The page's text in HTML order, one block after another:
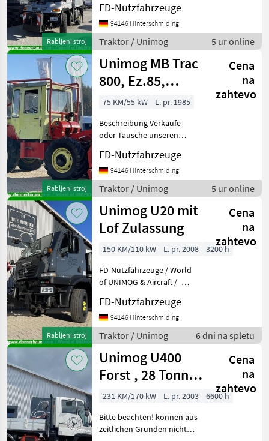
Rabljeni stroj
unserer Fahrzeuge. Wir
bieten ausschließlich nur
seltene und gepflegte
Unimog zum Verk
FD-Nutzfahrzeuge
94146 Hinterschmiding
Traktor / Unimog 5 ur online
Rabljeni stroj
Unimog MB Trac
800, Ez.85,
Tausch gegen
Puch Haflinger
Cena
na
zahtevo
75 KM/55 kW
L. pr. 1985
Beschreibung Verkaufe
oder Tausche unseren
mit Österreich Typenschein
gegen einen schönen Puch
Haflinger Emails werden
leider nicht
FD-Nutzfahrzeuge
94146 Hinterschmiding
Traktor / Unimog 5 ur online
Rabljeni stroj
Unimog U20 mit
Lof Zulassung
Cena
na
zahtevo
150 KM/110 kW L. pr. 2008
3200 h
FD-Nutzfahrzeuge / World
of UNIMOG & Aircraft / -
Interesse an einem unserer
Fahrzeuge. Wir bieten
ausschließlich nur seltene
und gepflegte
FD-Nutzfahrzeuge
94146 Hinterschmiding
Traktor / Unimog 6 dni na spletu
Unimog U400
Forst , 28 Tonnen
Anhängelast
Cena
na
zahtevo
231 KM/170 kW L. pr. 2003
6600 h
Bitte beachten! können aus
zeitlichen Gründen nicht